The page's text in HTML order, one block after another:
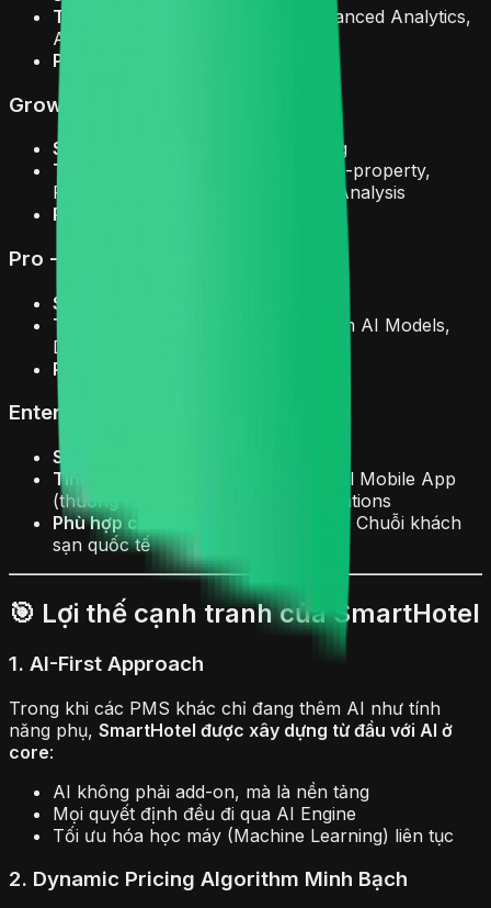
Tính năng:
Tất cả Essential + Advanced Analytics,
AI Housekeeping, F&B Basic
Phù hợp cho:
Growth - 2.5M VND/tháng
Số lượng khách sạn:
30-100 phòng
Tính năng:
Tất cả Standard + Multi-property,
Revenue Forecasting, Competitor Analysis
Phù hợp cho:
Pro - 5M VND/tháng
Số lượng khách sạn:
Tính năng:
Tất cả Growth + Custom AI Models,
Dedicated Account Manager
Phù hợp cho:
Enterprise - Tùy chỉnh
Số lượng khách sạn:
Tính năng:
Tất cả Pro + White-label Mobile App
(thuông hiệu riêng), Custom Integrations
Phù hợp cho:
Resort chain 4-5 sao, Chuỗi khách
sạn quốc tế
🎯 Lợi thế cạnh tranh của SmartHotel
1. AI-First Approach
Trong khi các PMS khác chỉ đang thêm AI như tính
năng phụ, SmartHotel được xây dựng từ đầu với AI ở
core:
AI không phải add-on, mà là nền tảng
Mọi quyết định đều đi qua AI Engine
Tối ưu hóa học máy (Machine Learning) liên tục
2. Dynamic Pricing Algorithm Minh Bạch